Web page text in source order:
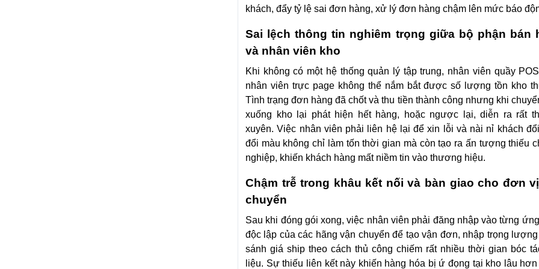
khách, đẩy tỷ lệ sai đơn hàng, xử lý đơn hàng chậm lên mức báo
Sai lệch thông tin nghiêm trọng giữa bộ phận bán
và nhân viên kho
Khi không có một hệ thống quản lý tập trung, nhân viên quầy
nhân viên trực page không thể nắm bắt được số lượng tồn kho
Tình trạng đơn hàng đã chốt và thu tiền thành công nhưng khi
xuống kho lại phát hiện hết hàng, hoặc ngược lại, diễn ra rất
xuyên. Việc nhân viên phải liên hệ lại để xin lỗi và nài nỉ khách
đổi màu không chỉ làm tốn thời gian mà còn tạo ra ấn tượng thiếu
nghiệp, khiến khách hàng mất niềm tin vào thương hiệu.
Chậm trễ trong khâu kết nối và bàn giao cho đơn
chuyển
Sau khi đóng gói xong, việc nhân viên phải đăng nhập vào từng
độc lập của các hãng vận chuyển để tạo vận đơn, nhập trọng
sánh giá ship theo cách thủ công chiếm rất nhiều thời gian bóc
liệu. Sự thiếu liên kết này khiến hàng hóa bị ứ đọng tại kho lâu hơn